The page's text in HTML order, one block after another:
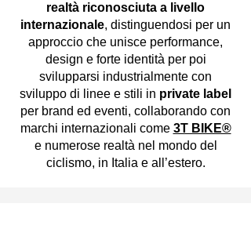
realtà riconosciuta a livello
internazionale, distinguendosi per un
approccio che unisce performance,
design e forte identità per poi
svilupparsi industrialmente con
sviluppo di linee e stili in private label
per brand ed eventi, collaborando con
marchi internazionali come 3T BIKE®
e numerose realtà nel mondo del
ciclismo, in Italia e all’estero.